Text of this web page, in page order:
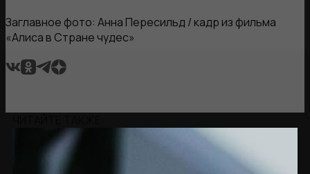
Заглавное фото: Анна Пересильд / кадр из фильма
«Алиса в Стране чудес»